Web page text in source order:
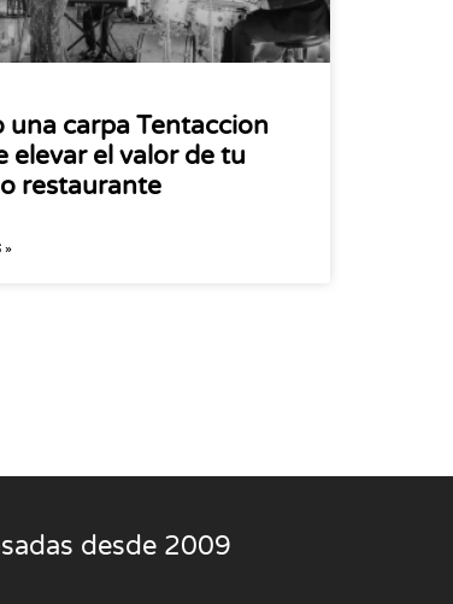
una carpa Tentaccion
elevar el valor de tu
restaurante
»
desde 2009